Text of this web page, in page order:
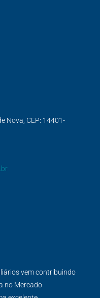
Nova, CEP: 14401-
vem contribuindo
no Mercado